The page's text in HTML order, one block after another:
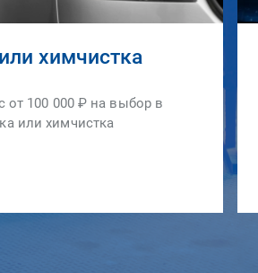
химчистка
от 100 000 ₽ на выбор в
или химчистка